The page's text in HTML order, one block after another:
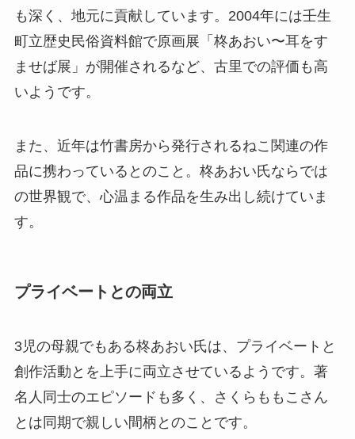
も深く、地元に貢献しています。2004年には壬生
町立歴史民俗資料館で原画展「柊あおい〜耳をす
ませば展」が開催されるなど、古里での評価も高
いようです。
また、近年は竹書房から発行されるねこ関連の作
品に携わっているとのこと。柊あおい氏ならでは
の世界観で、心温まる作品を生み出し続けていま
す。
プライベートとの両立
3児の母親でもある柊あおい氏は、プライベートと
創作活動とを上手に両立させているようです。著
名人同士のエピソードも多く、さくらももこさん
とは同期で親しい間柄とのことです。